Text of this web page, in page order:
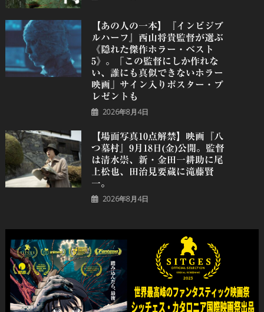
【あの人の一本】『インビジブ
ルハーフ』⻄⼭将貴監督が選ぶ
《隠れた傑作ホラー・ベスト
5》。「この監督にしか作れな
い、誰にも真似できないホラー
映画」サイン入りポスター・プ
レゼントも
2026年8月4日
【場面写真10点解禁】映画『八
つ墓村』9月18日(金)公開。監督
は清水崇、新・金田一耕助に尾
上松也、田治見要蔵に滝藤賢
一。
2026年8月4日